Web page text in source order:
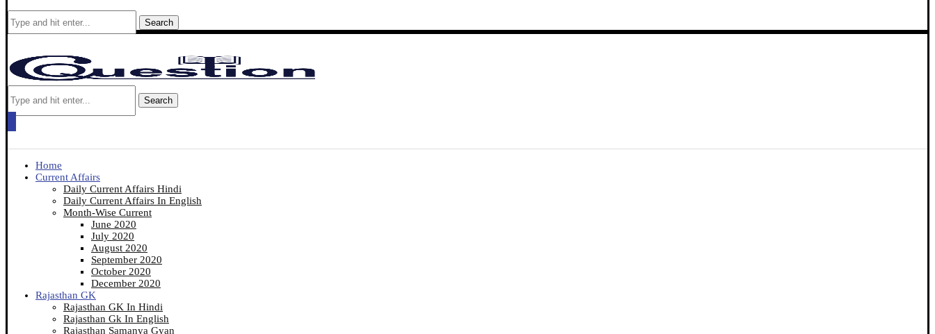
Search
Search
Home
Current Affairs
Daily Current Affairs Hindi
Daily Current Affairs In English
Month-Wise Current
June 2020
July 2020
August 2020
September 2020
October 2020
December 2020
Rajasthan GK
Rajasthan GK In Hindi
Rajasthan Gk In English
Rajasthan Samanya Gyan